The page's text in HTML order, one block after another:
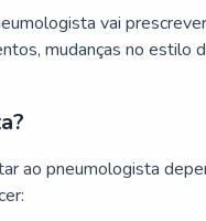
vai
mudanças no estilo
ao pneumologista